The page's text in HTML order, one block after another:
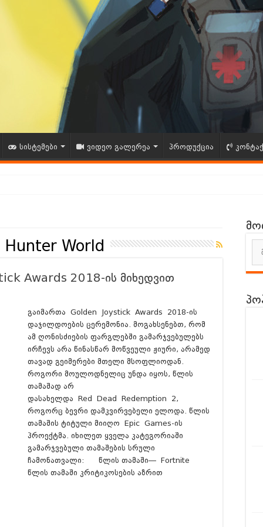
სისტემები ვიდეო გალერეა პროდუქცია
Vince Zampella გარდაიცვალა | 12/212025
Drop – აგვისტო 8 და 9 რიცხვის
Everything We Know So Far (მიმოხილვა ქართულად)
EVIL 9: REQUIEM-სგან? | Gameplay + Details Overview
Lords – განხილვა ქართულად – Review
World
Awards 2018-ის მიხედვით
გაიმართა Golden Joystick Awards 2018-ის
დაჯილდოების ცერემონია. მოგახსენებთ, რომ
ამ ღონისძიების ფარგლებში გამარჯვებულებს
ირჩევს არა წინასწარ მოწვეული ჟიური, არამედ
თავად გეიმერები მთელი მსოფლიოდან.
როგორი მოულოდნელიც უნდა იყოს, წლის
თამაშად არ
დასახელდა Red Dead Redemption 2,
როგორც ბევრი დამკვირვებელი ელოდა. წლის
თამაშის ტიტული მიიღო Epic Games-ის
პროექტმა. იხილეთ ყველა კატეგორიაში
გამარჯვებული თამაშების სრული
ჩამონათვალი: წლის თამაში— Fortnite
წლის თამაში კრიტიკოსების აზრით